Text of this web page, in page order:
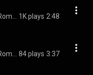
1K plays 2:48
84 plays 3:37